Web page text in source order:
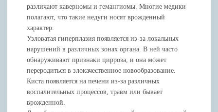
различают каверномы и гемангиомы. Многие медики
полагают, что такие недуги носят врожденный
характер.
Узловатая гиперплазия появляется из-за локальных
нарушений в различных зонах органа. В ней часто
обнаруживают признаки цирроза, и она может
переродиться в злокачественное новообразование.
Киста появляется на печени из-за различных
воспалительных процессов, травм или бывает
врожденной.